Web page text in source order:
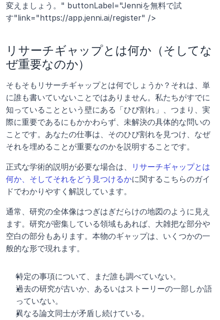
変えましょう。" buttonLabel="Jenniを無料で試
す"link="https://app.jenni.ai/register" />
リサーチギャップとは何か（そしてな
ぜ重要なのか）
そもそもリサーチギャップとは何でしょうか？それは、単
に誰も書いていないことではありません。私たちがすでに
知っていることという壁にある「ひび割れ」、つまり、実
際に重要であるにもかかわらず、未解決の具体的な問いの
ことです。あなたの仕事は、そのひび割れを見つけ、なぜ
それを埋めることが重要なのかを説明することです。
正式な学術的説明が必要な場合は、
リサーチギャップとは
何か、そしてそれをどう見つけるかに関するこちらのガイ
ドでわかりやすく解説しています。
通常、研究の全体像はつぎはぎだらけの地図のように見え
ます。研究が密集している領域もあれば、大雑把な部分や
空白の部分もあります。本物のギャップは、いくつかの一
般的な形で現れます。
特定の事項について、まだ誰も調べていない。
過去の研究が古いか、あるいはストーリーの一部しか語
っていない。
異なる論文同士が矛盾し続けている。